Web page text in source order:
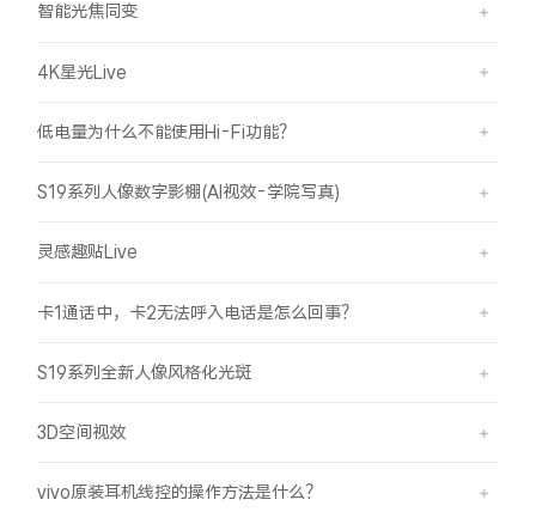
智能光焦同变
4K星光Live
低电量为什么不能使用Hi-Fi功能？
S19系列人像数字影棚(AI视效-学院写真)
灵感趣贴Live
卡1通话中，卡2无法呼入电话是怎么回事？
S19系列全新人像风格化光斑
3D空间视效
vivo原装耳机线控的操作方法是什么？